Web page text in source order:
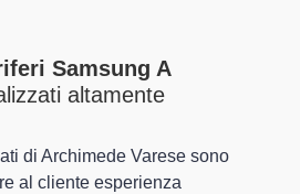
Samsung A
altamente
di Archimede Varese sono
al cliente esperienza